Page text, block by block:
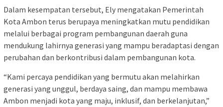
Dalam kesempatan tersebut, Ely mengatakan Pemerintah
Kota Ambon terus berupaya meningkatkan mutu pendidikan
melalui berbagai program pembangunan daerah guna
mendukung lahirnya generasi yang mampu beradaptasi dengan
perubahan dan berkontribusi dalam pembangunan kota.
“Kami percaya pendidikan yang bermutu akan melahirkan
generasi yang unggul, berdaya saing, dan mampu membawa
Ambon menjadi kota yang maju, inklusif, dan berkelanjutan,”